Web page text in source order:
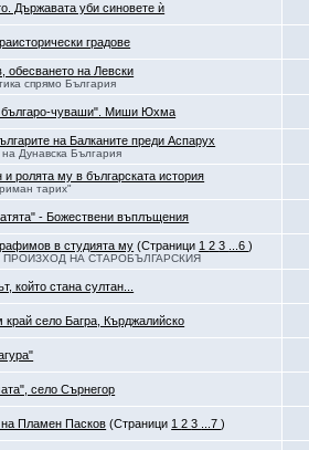
Държавата уби синовете ѝ
градове
обесването на Левски
спрямо България
българо-чуваши". Миши Юхма
на Балканите преди Аспарух
на Дунавска България
ролята му в българската история
тарих"
- Божествени въплъщения
в студията му (Страници 123 ...6)
ПРОИЗХОД НА СТАРОБЪЛГАРСКИЯ
който стана султан...
край село Багра, Кърджалийско
село Сърнегор
на Пламен Пасков (Страници 123 ...7)